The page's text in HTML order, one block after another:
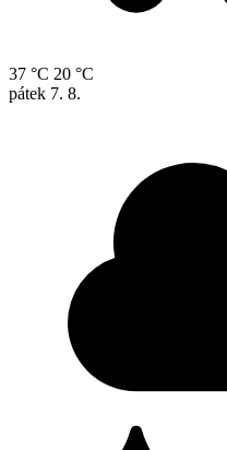
37 °C 20 °C
pátek 7. 8.